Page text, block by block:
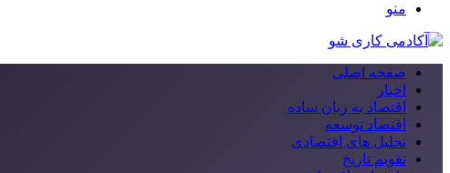
منو
صفحه اصلی
اخبار
اقتصاد به زبان ساده
اقتصاد توسعه
تحلیل های اقتصادی
تقویم تاریخ